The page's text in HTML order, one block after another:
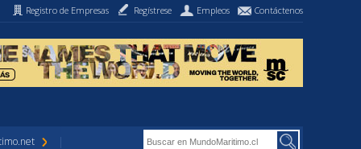
Registro de Empresas Regístrese Empleos Contáctenos